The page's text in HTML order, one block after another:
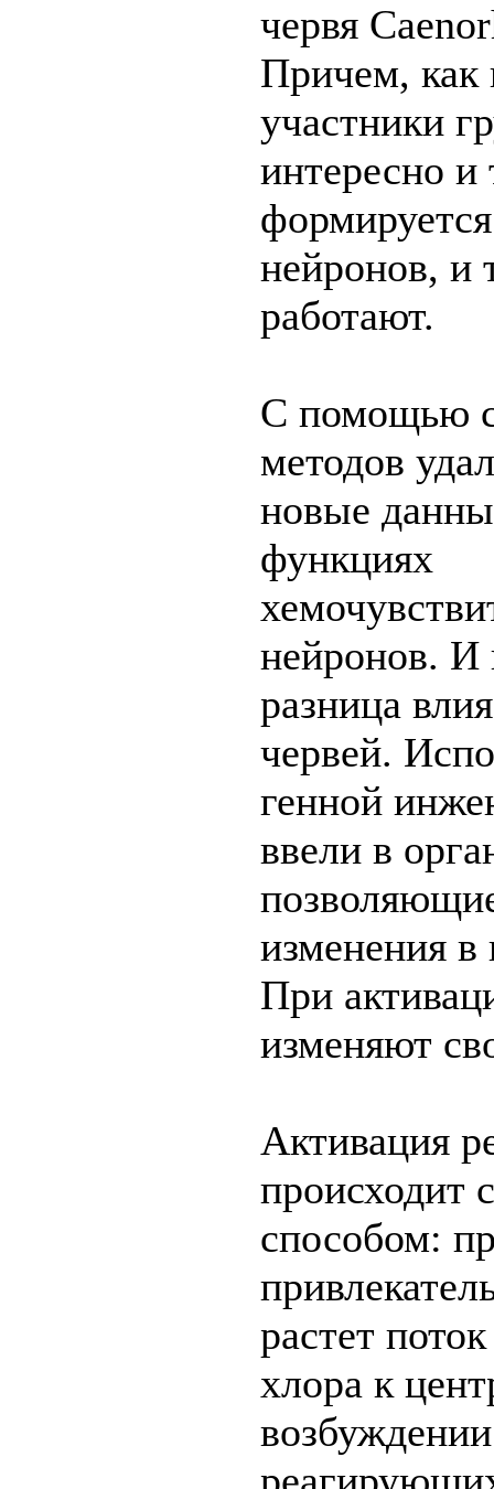
червя
Причем, как
участники
интересно и
нейронов, и
работают.
С помощью
методов
новые
функциях
нейронов. И
разница
червей.
генной
ввели в
изменения в
При
изменяют
Активация
происходит
способом:
растет
хлора к